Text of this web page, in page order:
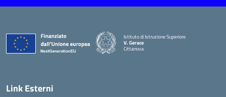
Istituto di Istruzione Superiore
V. Gerace
Cittanova
Link Esterni